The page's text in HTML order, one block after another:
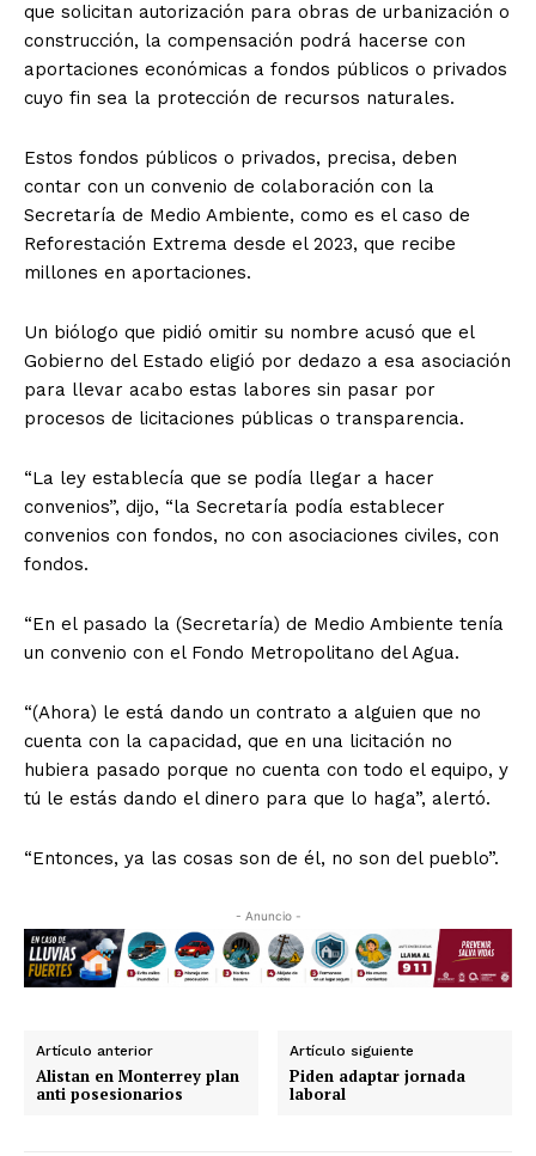
que solicitan autorización para obras de urbanización o
construcción, la compensación podrá hacerse con
aportaciones económicas a fondos públicos o privados
cuyo fin sea la protección de recursos naturales.
Estos fondos públicos o privados, precisa, deben
contar con un convenio de colaboración con la
Secretaría de Medio Ambiente, como es el caso de
Reforestación Extrema desde el 2023, que recibe
millones en aportaciones.
Un biólogo que pidió omitir su nombre acusó que el
Gobierno del Estado eligió por dedazo a esa asociación
para llevar acabo estas labores sin pasar por
procesos de licitaciones públicas o transparencia.
“La ley establecía que se podía llegar a hacer
convenios”, dijo, “la Secretaría podía establecer
convenios con fondos, no con asociaciones civiles, con
fondos.
“En el pasado la (Secretaría) de Medio Ambiente tenía
un convenio con el Fondo Metropolitano del Agua.
“(Ahora) le está dando un contrato a alguien que no
cuenta con la capacidad, que en una licitación no
hubiera pasado porque no cuenta con todo el equipo, y
tú le estás dando el dinero para que lo haga”, alertó.
“Entonces, ya las cosas son de él, no son del pueblo”.
- Anuncio -
Artículo anterior
Alistan en Monterrey plan
anti posesionarios
Artículo siguiente
Piden adaptar jornada
laboral